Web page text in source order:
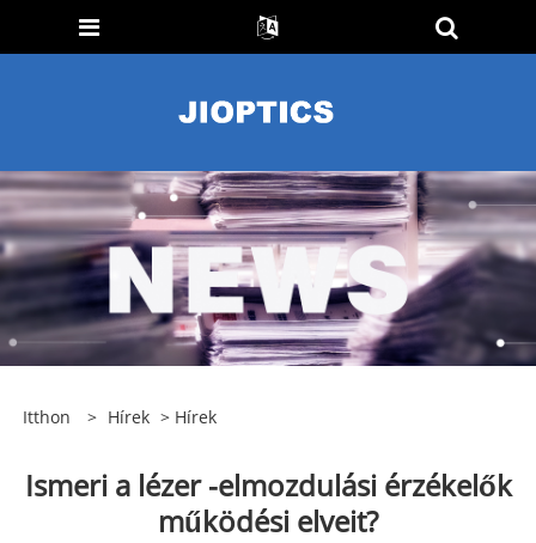
Itthon > Hírek > Hírek
Ismeri a lézer -elmozdulási érzékelők
működési elveit?